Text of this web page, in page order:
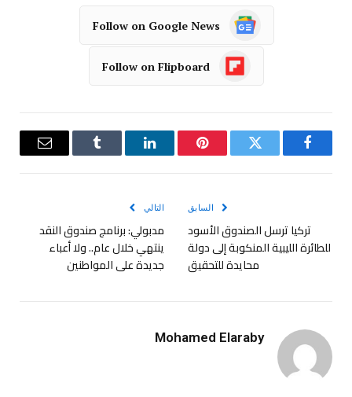
Follow on Google News
Follow on Flipboard
فيسبوك تويتر بينتيريستلينكدإن Tumblr
البريد
السابق
تركيا ترسل الصندوق الأسود
للطائرة الليبية المنكوبة إلى دولة
محايدة للتحقيق
التالي
مدبولي: برنامج صندوق النقد
ينتهي خلال عام.. ولا أعباء
جديدة على المواطنين
Mohamed Elaraby